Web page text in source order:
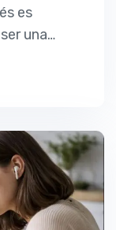
es
una
a
El